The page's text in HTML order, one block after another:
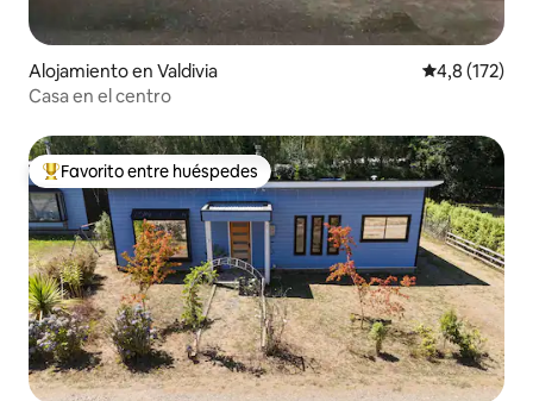
Alojamiento en Valdivia Calificación
4,8 (172)
Casa en el centro
Favorito entre los huéspedes más destacados
Favorito entre huéspedes